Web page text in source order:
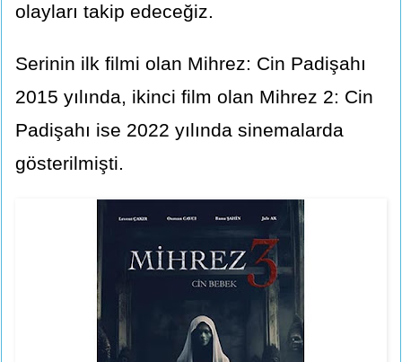
olayları takip edeceğiz.
Serinin ilk filmi olan Mihrez: Cin Padişahı
2015 yılında, ikinci film olan Mihrez 2: Cin
Padişahı ise 2022 yılında sinemalarda
gösterilmişti.